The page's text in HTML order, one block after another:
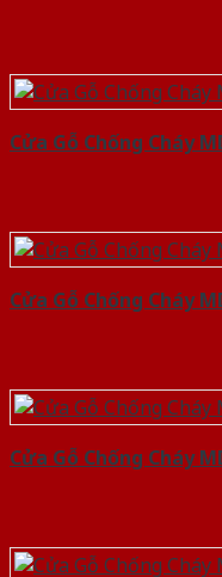
Cửa Gỗ Chống Cháy
Cửa Gỗ Chống Cháy
Cửa Gỗ Chống Cháy